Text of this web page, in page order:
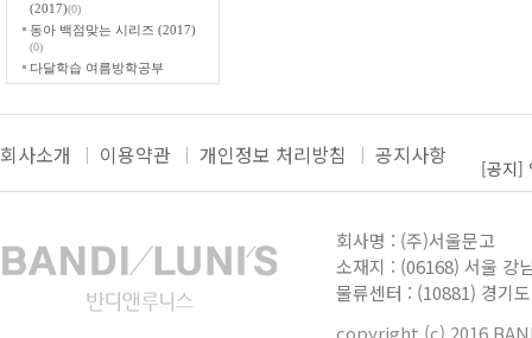
(2017)(0)
동아 백점맞는 시리즈 (2017)
(0)
다달학습 여름방학공부
2015(0)
(0)
백점맞는 수학 여름방학(0)
백점맞는 평가 겨울방학호
콕콕 시리즈 2학기(2014)
다달학습 여름방학공부
콕콕 시리즈 1학기(2014)
회사소개 이용약관 개인정보 처리방침 공지사항
[공지]
[공지]
[공지]
더보
회사명 : (주)서울문고
소재지 : (06168) 서울 강
물류센터 : (10881) 경기
copyright (c) 2016